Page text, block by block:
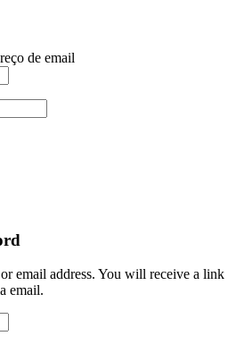
de email
email address. You will receive a link
email.